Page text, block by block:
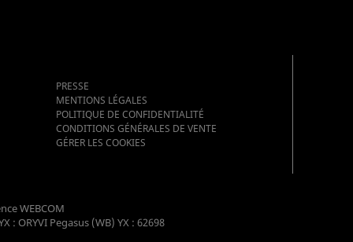
PRESSE
MENTIONS LÉGALES
POLITIQUE DE CONFIDENTIALITÉ
CONDITIONS GÉNÉRALES DE VENTE
GÉRER LES COOKIES
WEBCOM
: ORYVI Pegasus (WB) YX : 62698